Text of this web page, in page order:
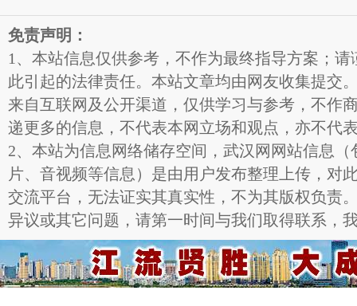
几月份
免责声明：
1、本站信息仅供参考，不作为最终指导方案；
此引起的法律责任。本站文章均由网友收集提交
来自互联网及公开渠道，仅供学习与参考，不作
递更多的信息，不代表本网立场和观点，亦不代
2、本站为信息网络储存空间，武汉网网站信息
片、音视频等信息）是由用户发布整理上传，对
交流平台，无法证实其真实性，不为其版权负责
异议或其它问题，请第一时间与我们取得联系，